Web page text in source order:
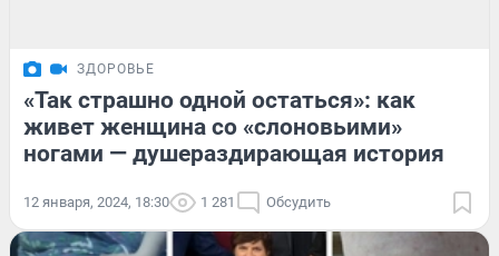
ЗДОРОВЬЕ
«Так страшно одной остаться»: как
живет женщина со «слоновьими»
ногами — душераздирающая история
12 января, 2024, 18:30 1 281 Обсудить